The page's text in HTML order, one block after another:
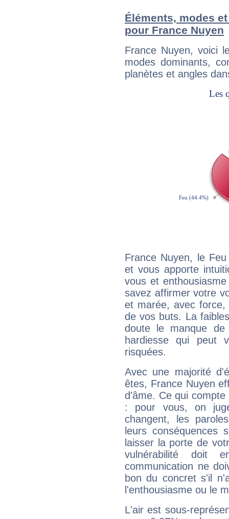
Éléments, modes
pour France Nuyen
France Nuyen, voici
modes dominants,
planètes et angles
France Nuyen, le
et vous apporte
vous et
savez affirmer votre
et marée, avec
de vos buts. La
doute le manque
hardiesse qui peut
risquées.
Avec une majorité
êtes, France Nuyen
d'âme. Ce qui
: pour vous, on
changent, les
leurs conséquences
laisser la porte de
vulnérabilité doit
communication ne
bon du concret s'il
l'enthousiasme ou le
L'air est sous-